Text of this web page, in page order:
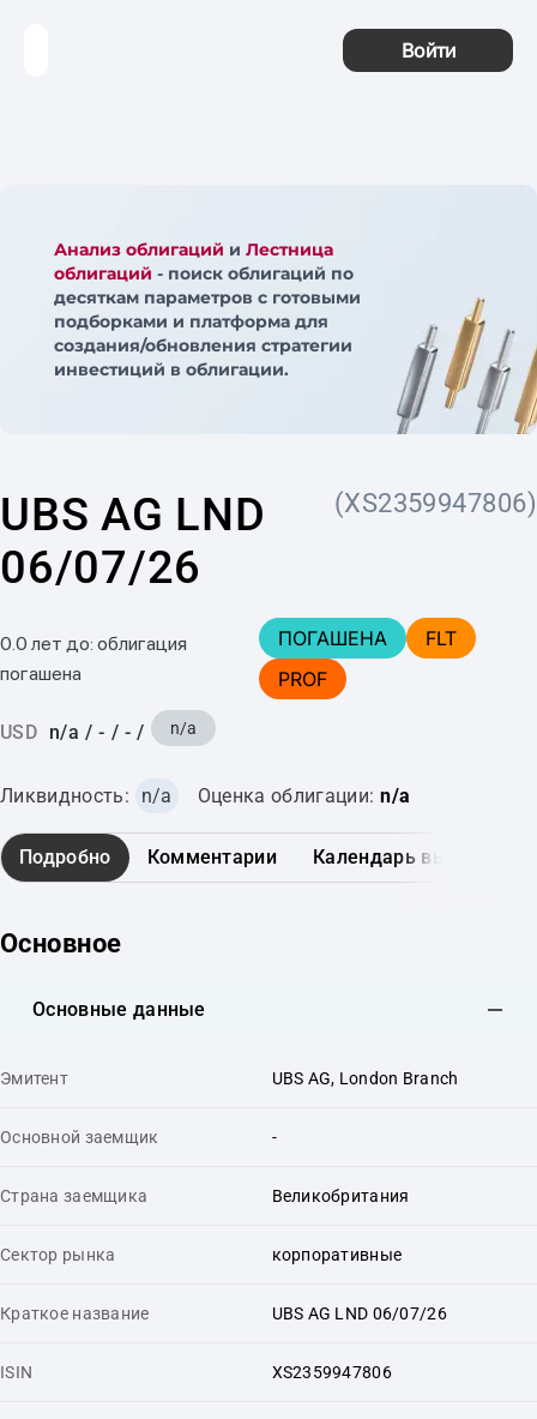
Войти
Анализ облигаций и Лестница
облигаций - поиск облигаций по
десяткам параметров с готовыми
подборками и платформа для
создания/обновления стратегии
инвестиций в облигации.
UBS AG LND
06/07/26
(XS2359947806)
0.0 лет до: облигация
погашена
ПОГАШЕНА
FLT
PROF
USD n/a / - / - / n/a
Ликвидность: n/a Оценка облигации: n/a
Подробно Комментарии Календарь выплат
Основное
Основные данные
Эмитент UBS AG, London Branch
Основной заемщик -
Страна заемщика Великобритания
Сектор рынка корпоративные
Краткое название UBS AG LND 06/07/26
ISIN XS2359947806